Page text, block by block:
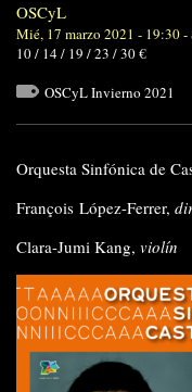
OSCyL
Mié, 17 marzo 2021 - 19:30-
10 / 14 / 19 / 23 / 30 €
OSCyL Invierno 2021
Orquesta Sinfónica de
François López-Ferrer,
Clara-Jumi Kang, violín